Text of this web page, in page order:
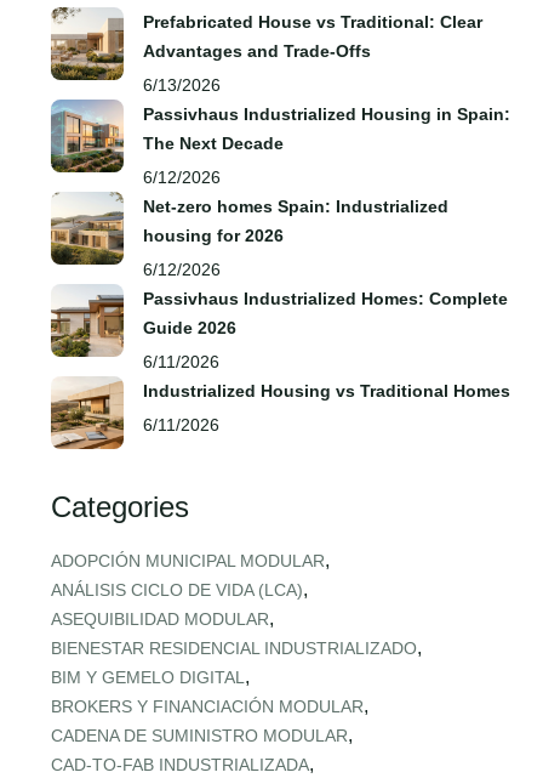
Prefabricated House vs Traditional: Clear
Advantages and Trade‑Offs
6/13/2026
Passivhaus Industrialized Housing in Spain:
The Next Decade
6/12/2026
Net-zero homes Spain: Industrialized
housing for 2026
6/12/2026
Passivhaus Industrialized Homes: Complete
Guide 2026
6/11/2026
Industrialized Housing vs Traditional Homes
6/11/2026
Categories
ADOPCIÓN MUNICIPAL MODULAR,
ANÁLISIS CICLO DE VIDA (LCA),
ASEQUIBILIDAD MODULAR,
BIENESTAR RESIDENCIAL INDUSTRIALIZADO,
BIM Y GEMELO DIGITAL ,
BROKERS Y FINANCIACIÓN MODULAR,
CADENA DE SUMINISTRO MODULAR,
CAD‑TO‑FAB INDUSTRIALIZADA,